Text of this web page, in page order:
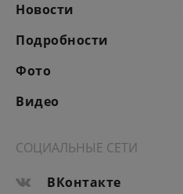
Новости
Подробности
Фото
Видео
СОЦИАЛЬНЫЕ СЕТИ
ВКонтакте